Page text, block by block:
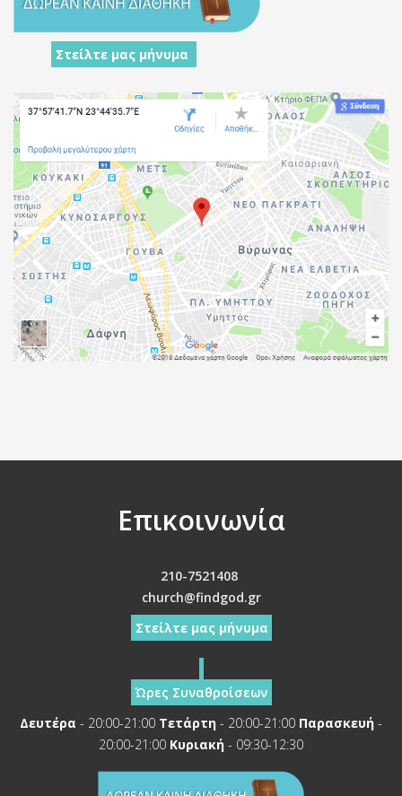
Στείλτε μας μήνυμα
Επικοινωνία
210-7521408
church@findgod.gr
Στείλτε μας μήνυμα
Ώρες Συναθροίσεων
Δευτέρα - 20:00-21:00 Τετάρτη - 20:00-21:00 Παρασκευή -
20:00-21:00 Κυριακή - 09:30-12:30